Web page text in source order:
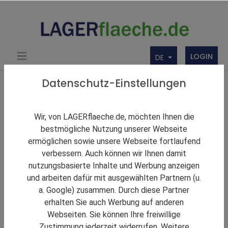
DE LOGIN
Themen Rund um Lager und LAGERflaeche.de
Green Buildings
Datenschutz-Einstellungen
Wir, von LAGERflaeche.de, möchten Ihnen die
bestmögliche Nutzung unserer Webseite
ermöglichen sowie unsere Webseite fortlaufend
verbessern. Auch können wir Ihnen damit
nutzungsbasierte Inhalte und Werbung anzeigen
und arbeiten dafür mit ausgewählten Partnern (u.
a. Google) zusammen. Durch diese Partner
erhalten Sie auch Werbung auf anderen
Webseiten. Sie können Ihre freiwillige